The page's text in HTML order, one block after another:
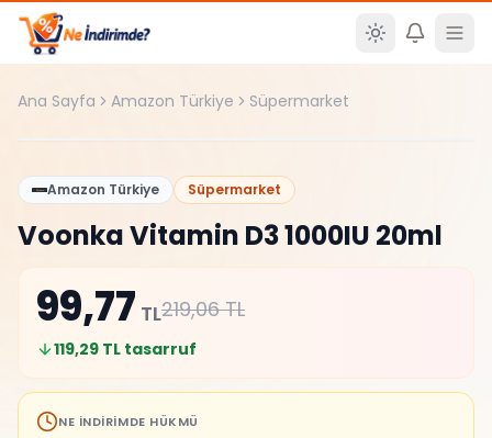
Ana içeriğe atla
Ana Sayfa Amazon Türkiye Süpermarket
%54
Amazon Türkiye Süpermarket
Voonka Vitamin D3 1000IU 20ml
99,77 TL219,06TL
119,29 TL tasarruf
NE İNDIRIMDE HÜKMÜ